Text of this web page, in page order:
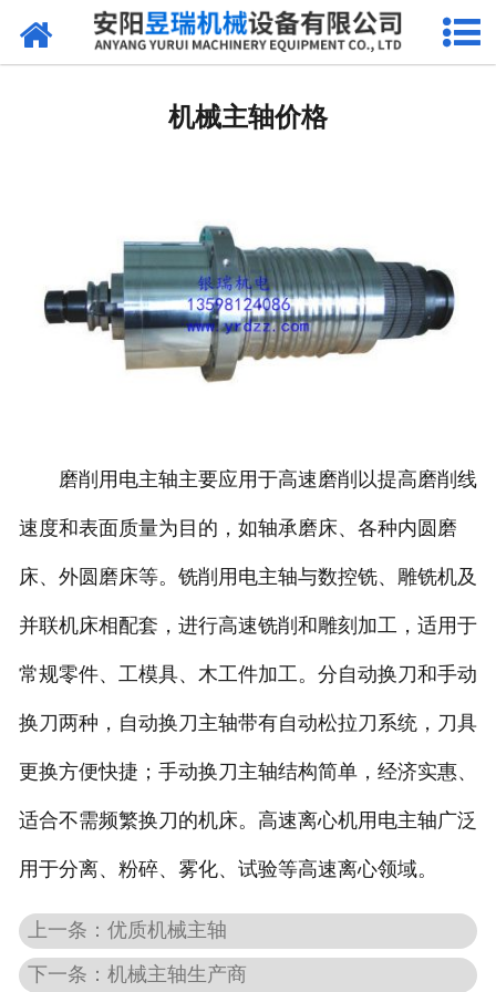
网站首页
公司概况
联系我们
机械主轴价格
磨削用电主轴主要应用于高速磨削以提高磨削线
速度和表面质量为目的，如轴承磨床、各种内圆磨
床、外圆磨床等。铣削用电主轴与数控铣、雕铣机及
并联机床相配套，进行高速铣削和雕刻加工，适用于
常规零件、工模具、木工件加工。分自动换刀和手动
换刀两种，自动换刀主轴带有自动松拉刀系统，刀具
更换方便快捷；手动换刀主轴结构简单，经济实惠、
适合不需频繁换刀的机床。高速离心机用电主轴广泛
用于分离、粉碎、雾化、试验等高速离心领域。
上一条：优质机械主轴
下一条：机械主轴生产商